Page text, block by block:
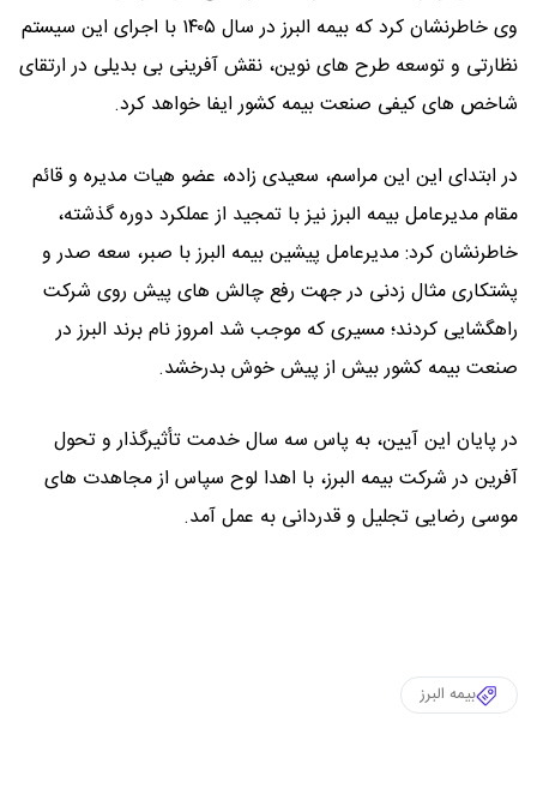
وی خاطرنشان کرد که بیمه البرز در سال ۱۴۰۵ با اجرای این سیستم
نظارتی و توسعه طرح های نوین، نقش آفرینی بی بدیلی در ارتقای
شاخص های کیفی صنعت بیمه کشور ایفا خواهد کرد.
در ابتدای این این مراسم، سعیدی زاده، عضو هیات مدیره و قائم
مقام مدیرعامل بیمه البرز نیز با تمجید از عملکرد دوره گذشته،
خاطرنشان کرد: مدیرعامل پیشین بیمه البرز با صبر، سعه صدر و
پشتکاری مثال زدنی در جهت رفع چالش های پیش روی شرکت
راهگشایی کردند؛ مسیری که موجب شد امروز نام برند البرز در
صنعت بیمه کشور بیش از پیش خوش بدرخشد.
در پایان این آیین، به پاس سه سال خدمت تأثیرگذار و تحول
آفرین در شرکت بیمه البرز، با اهدا لوح سپاس از مجاهدت های
موسی رضایی تجلیل و قدردانی به عمل آمد.
بیمه البرز